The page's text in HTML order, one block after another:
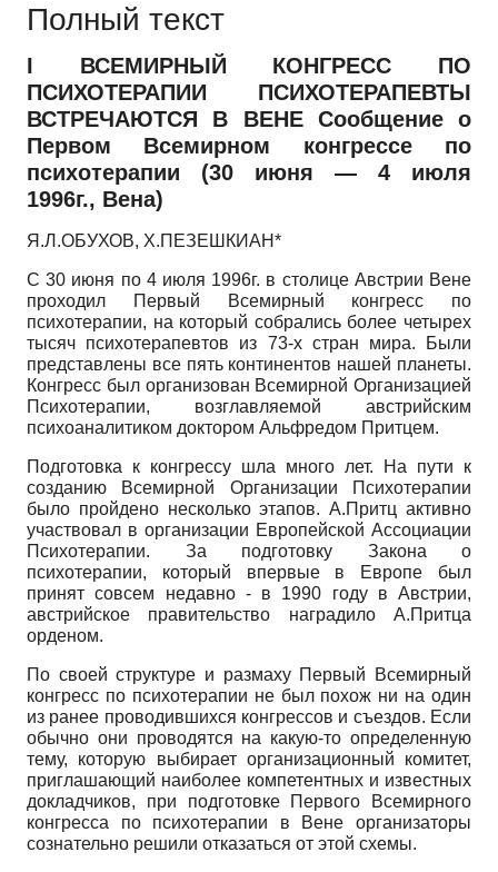
Полный текст
I ВСЕМИРНЫЙ КОНГРЕСС ПО
ПСИХОТЕРАПИИ ПСИХОТЕРАПЕВТЫ
ВСТРЕЧАЮТСЯ В ВЕНЕ Сообщение о
Первом Всемирном конгрессе по
психотерапии (30 июня — 4 июля
1996г., Вена)
Я.Л.ОБУХОВ, Х.ПЕЗЕШКИАН*
С 30 июня по 4 июля 1996г. в столице Австрии Вене
проходил Первый Всемирный конгресс по
психотерапии, на который собрались более четырех
тысяч психотерапевтов из 73-х стран мира. Были
представлены все пять континентов нашей планеты.
Конгресс был организован Всемирной Организацией
Психотерапии, возглавляемой австрийским
психоаналитиком доктором Альфредом Притцем.
Подготовка к конгрессу шла много лет. На пути к
созданию Всемирной Организации Психотерапии
было пройдено несколько этапов. А.Притц активно
участвовал в организации Европейской Ассоциации
Психотерапии. За подготовку Закона о
психотерапии, который впервые в Европе был
принят совсем недавно - в 1990 году в Австрии,
австрийское правительство наградило А.Притца
орденом.
По своей структуре и размаху Первый Всемирный
конгресс по психотерапии не был похож ни на один
из ранее проводившихся конгрессов и съездов. Если
обычно они проводятся на какую-то определенную
тему, которую выбирает организационный комитет,
приглашающий наиболее компетентных и известных
докладчиков, при подготовке Первого Всемирного
конгресса по психотерапии в Вене организаторы
сознательно решили отказаться от этой схемы.